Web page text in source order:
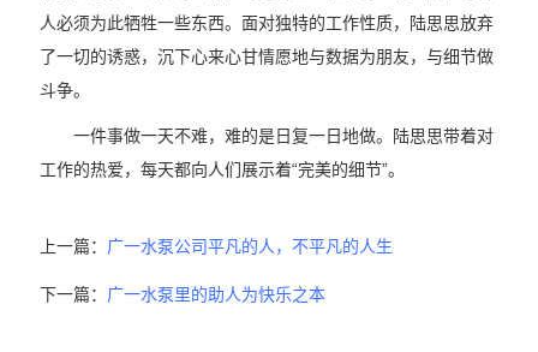
人必须为此牺牲一些东西。面对独特的工作性质，陆思思放弃
了一切的诱惑，沉下心来心甘情愿地与数据为朋友，与细节做
斗争。
一件事做一天不难，难的是日复一日地做。陆思思带着对
工作的热爱，每天都向人们展示着“完美的细节”。
上一篇： 广一水泵公司平凡的人，不平凡的人生
下一篇： 广一水泵里的助人为快乐之本